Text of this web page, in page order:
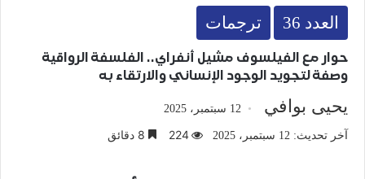
العدد 36 ترجمات
حوار مع الفيلسوف مشيل أنفراي.. الفلسفة الرواقية
وصفة لتجويد الوجود الإنساني والارتقاء به
يحيى بوافي 12 سبتمبر، 2025
آخر تحديث: 12 سبتمبر، 2025 224